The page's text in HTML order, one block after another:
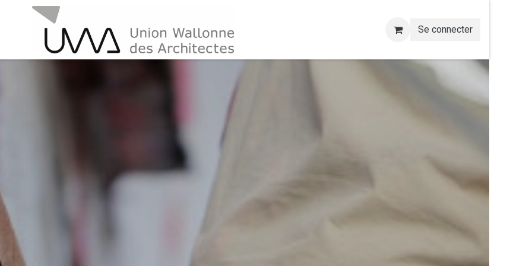
Se connecter